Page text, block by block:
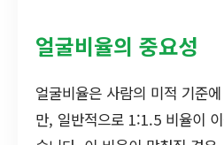
얼굴비율의 중요성
얼굴비율은 사람의 미적 기준
만, 일반적으로 1:1.5 비율이